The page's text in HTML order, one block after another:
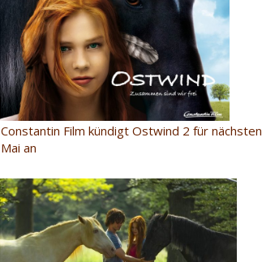
Constantin Film kündigt Ostwind 2 für nächsten
Mai an